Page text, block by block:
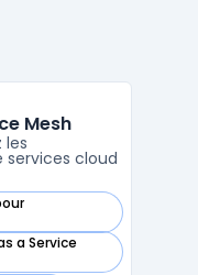
Mesh
les
cloud
dans cette catégorie
a Service
dans cette catégorie